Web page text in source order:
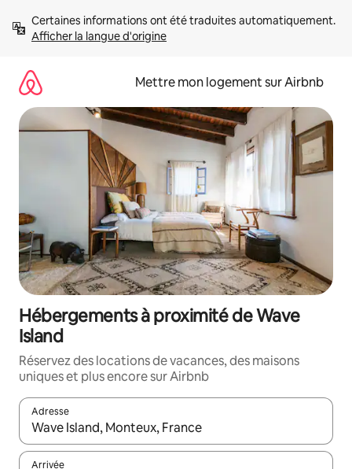
directement
Afficher la langue d'origine
Mettre mon logement sur Airbnb
Hébergements à proximité de Wave
Island
Réservez des locations de vacances, des maisons
uniques et plus encore sur Airbnb
Adresse
Lorsque les résultats s'affichent, utilisez les flèches vers le
Arrivée